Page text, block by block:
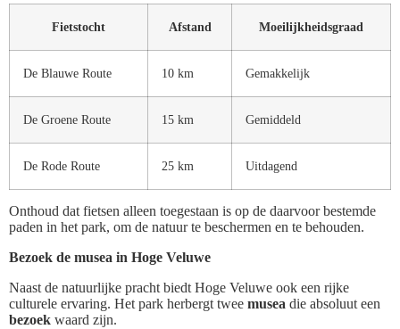
Fietstocht Afstand Moeilijkheidsgraad
De Blauwe Route 10 km Gemakkelijk
De Groene Route 15 km Gemiddeld
De Rode Route 25 km Uitdagend
Onthoud dat fietsen alleen toegestaan is op de daarvoor bestemde
paden in het park, om de natuur te beschermen en te behouden.
Bezoek de musea in Hoge Veluwe
Naast de natuurlijke pracht biedt Hoge Veluwe ook een rijke
culturele ervaring. Het park herbergt twee musea die absoluut een
bezoek waard zijn.